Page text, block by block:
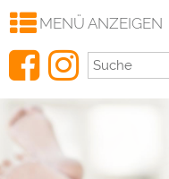
Haushaltshilfen
Au-Pair Info
Links
Kontakt
MENÜ ANZEIGEN